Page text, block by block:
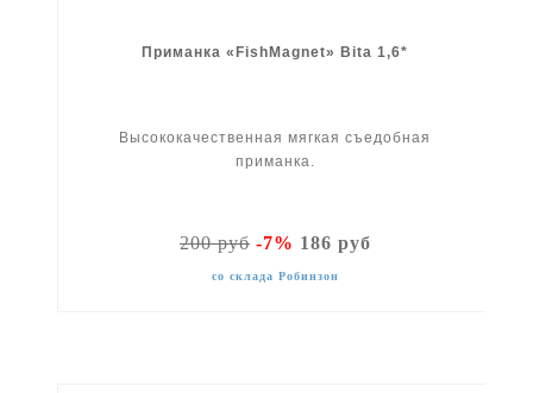
Приманка «FishMagnet» Bita 1,6*
Высококачественная мягкая съедобная
приманка.
200 руб-7% 186 руб
со склада Робинзон